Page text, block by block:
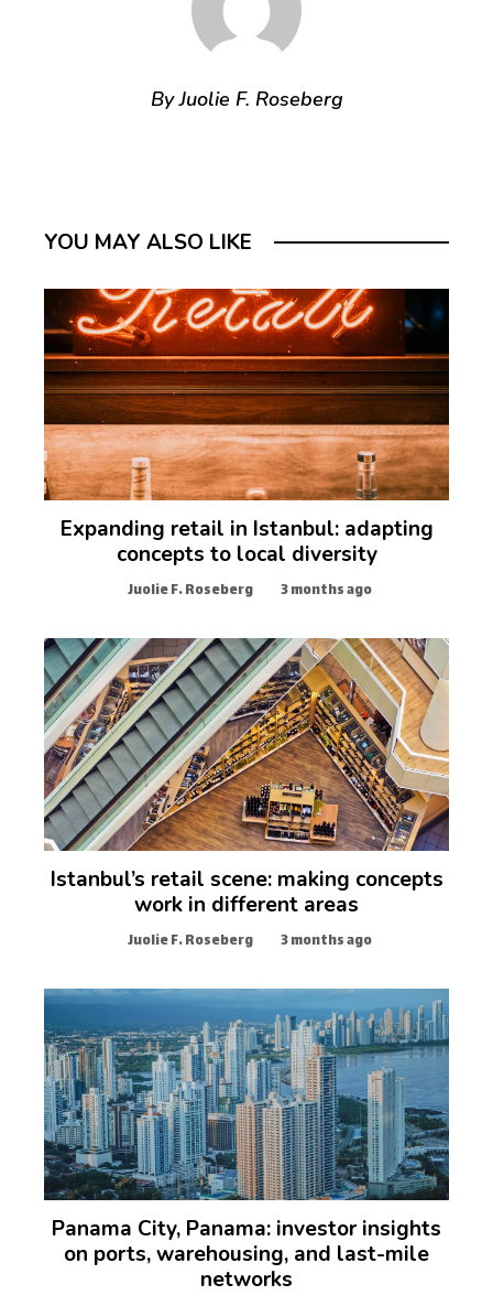
By Juolie F. Roseberg
YOU MAY ALSO LIKE
Expanding retail in Istanbul: adapting
concepts to local diversity
Juolie F. Roseberg 3 months ago
Istanbul’s retail scene: making concepts
work in different areas
Juolie F. Roseberg 3 months ago
Panama City, Panama: investor insights
on ports, warehousing, and last-mile
networks